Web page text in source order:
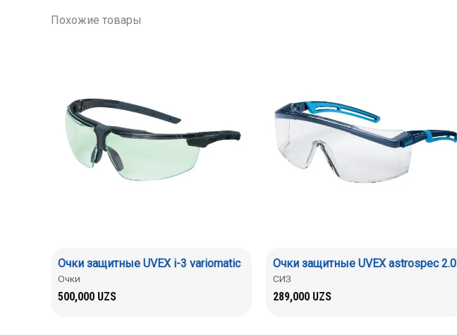
Похожие товары
Очки защитные UVEX i-3 variomatic
Очки
500,000 UZS
Очки защитные UVEX astrospec 2.0
СИЗ
289,000 UZS